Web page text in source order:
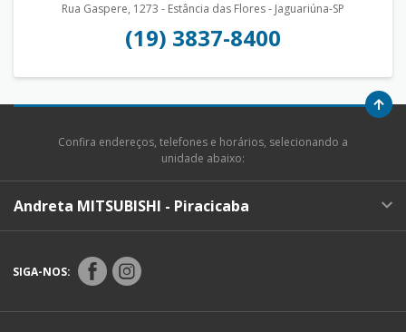
Rua Gaspere, 1273 - Estância das Flores - Jaguariúna-SP
(19) 3837-8400
Confira endereços, telefones e horários, selecionando a
unidade abaixo:
Andreta MITSUBISHI - Piracicaba
SIGA-NOS: